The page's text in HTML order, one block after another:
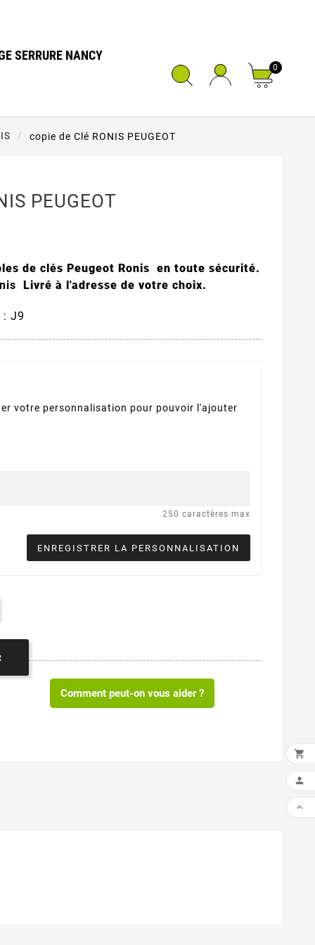
SERRURE NANCY
0
copie de Clé RONIS PEUGEOT
PEUGEOT
de clés Peugeot Ronis en toute sécurité.
Livré à l'adresse de votre choix.
: J9
votre personnalisation pour pouvoir l'ajouter
250 caractères max
ENREGISTRER LA PERSONNALISATION
Comment peut-on vous aider ?


